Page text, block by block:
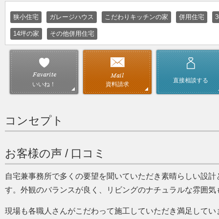
狭小住宅 ガレージハウス こだわりキッチンの家 併用住宅
14坪の家 その他併用住宅
いいね！ 資料請求
直接相談する
コンセプト
お客様の声 / 口コミ
自宅兼事務所で多くの要望を聞いていただき素晴らしい設
す。外観のバランスが良く、リビングのナチュラルな雰囲
現場も各職人さんがこだわって施工していただき満足して